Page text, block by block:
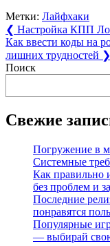
Метки: Лайфхаки
Навигация
по
записям
❮ Previous
Post:
Настройка КПП
Next
Post:
Как ввести коды на
лишних трудностей ❯
Поиск
Свежие
Погружение в
Системные
Как правильно
без проблем и
Последние
понравятся
Популярные
— выбирай